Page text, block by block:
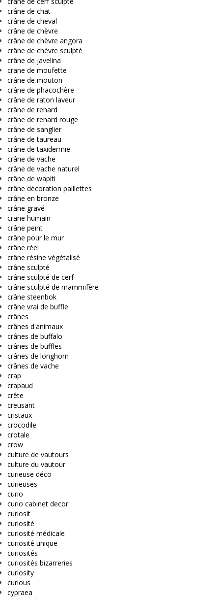
crâne de chat
crâne de cheval
crâne de chèvre
crâne de chèvre angora
crâne de chèvre sculpté
crâne de javelina
crane de moufette
crâne de mouton
crâne de phacochère
crâne de raton laveur
crâne de renard
crâne de renard rouge
crâne de sanglier
crâne de taureau
crâne de taxidermie
crâne de vache
crâne de vache naturel
crâne de wapiti
crâne décoration paillettes
crâne en bronze
crâne gravé
crane humain
crâne peint
crâne pour le mur
crâne réel
crâne résine végétalisé
crâne sculpté
crâne sculpté de cerf
crâne sculpté de mammifère
crâne steenbok
crâne vrai de buffle
crânes
crânes d'animaux
crânes de buffalo
crânes de buffles
crânes de longhorn
crânes de vache
crap
crapaud
crête
creusant
cristaux
crocodile
crotale
crow
culture de vautours
culture du vautour
curieuse déco
curieuses
curio
curio cabinet decor
curiosit
curiosité
curiosité médicale
curiosité unique
curiosités
curiosités bizarreries
curiosity
curious
cypraea